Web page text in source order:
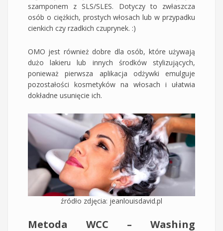
szamponem z SLS/SLES. Dotyczy to zwłaszcza
osób o ciężkich, prostych włosach lub w przypadku
cienkich czy rzadkich czuprynek. :)
OMO jest również dobre dla osób, które używają
dużo lakieru lub innych środków stylizujących,
ponieważ pierwsza aplikacja odżywki emulguje
pozostałości kosmetyków na włosach i ułatwia
dokładne usunięcie ich.
źródło zdjęcia: jeanlouisdavid.pl
Metoda WCC – Washing